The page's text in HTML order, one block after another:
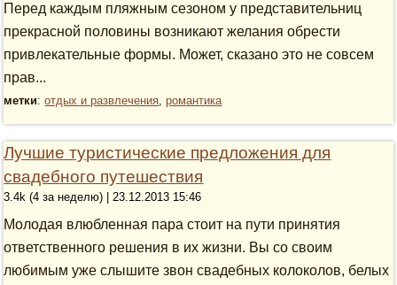
Перед каждым пляжным сезоном у представительниц
прекрасной половины возникают желания обрести
привлекательные формы. Может, сказано это не совсем
прав...
метки:отдых и развлечения,романтика
Лучшие туристические предложения для
свадебного путешествия
3.4k (4 за неделю) | 23.12.2013 15:46
Молодая влюбленная пара стоит на пути принятия
ответственного решения в их жизни. Вы со своим
любимым уже слышите звон свадебных колоколов, белых